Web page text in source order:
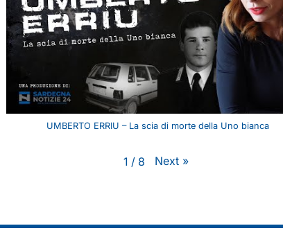
UMBERTO ERRIU – La scia di morte della Uno bianca
1 / 8 Next »